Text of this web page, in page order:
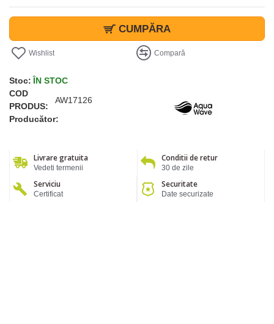
CUMPĂRA
Wishlist Compară
Stoc: ÎN STOC
COD
PRODUS:
AW17126
Producător:
Livrare gratuita
Vedeti termenii
Conditii de retur
30 de zile
Serviciu
Certificat
Securitate
Date securizate